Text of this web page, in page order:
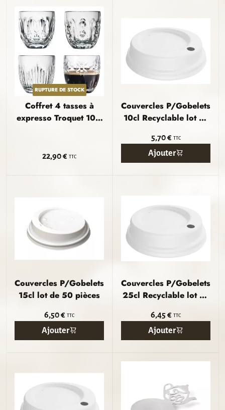
RUPTURE DE STOCK
Coffret 4 tasses à
expresso Troquet 10cl
22,90 € TTC
Couvercles P/Gobelets
10cl Recyclable lot de
5,70 € TTC
Ajouter
Couvercles P/Gobelets
15cl lot de 50 pièces
6,50 € TTC
Ajouter
Couvercles P/Gobelets
25cl Recyclable lot de
6,45 € TTC
Ajouter